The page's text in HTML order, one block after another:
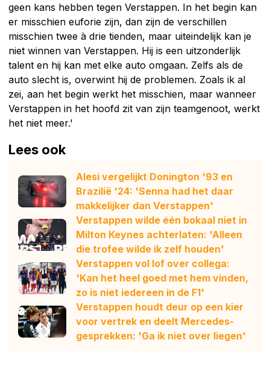
geen kans hebben tegen Verstappen. In het begin kan
er misschien euforie zijn, dan zijn de verschillen
misschien twee à drie tienden, maar uiteindelijk kan je
niet winnen van Verstappen. Hij is een uitzonderlijk
talent en hij kan met elke auto omgaan. Zelfs als de
auto slecht is, overwint hij de problemen. Zoals ik al
zei, aan het begin werkt het misschien, maar wanneer
Verstappen in het hoofd zit van zijn teamgenoot, werkt
het niet meer.'
Lees ook
Alesi vergelijkt Donington '93 en
Brazilië '24: 'Senna had het daar
makkelijker dan Verstappen'
Verstappen wilde één bokaal niet in
Milton Keynes achterlaten: 'Alleen
die trofee wilde ik zelf houden'
Verstappen vol lof over collega:
'Kan het heel goed met hem vinden,
zo is niet iedereen in de F1'
Verstappen houdt deur op een kier
voor vertrek en deelt Mercedes-
gesprekken: 'Ga ik niet over liegen'